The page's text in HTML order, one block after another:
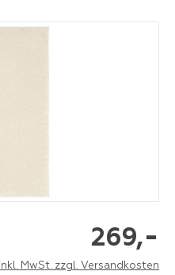
269,-
MwSt. zzgl. Versandkosten